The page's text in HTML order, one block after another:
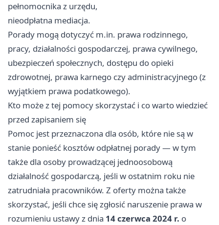
pełnomocnika z urzędu,
nieodpłatna mediacja.
Porady mogą dotyczyć m.in. prawa rodzinnego,
pracy, działalności gospodarczej, prawa cywilnego,
ubezpieczeń społecznych, dostępu do opieki
zdrowotnej, prawa karnego czy administracyjnego (z
wyjątkiem prawa podatkowego).
Kto może z tej pomocy skorzystać i co warto wiedzieć
przed zapisaniem się
Pomoc jest przeznaczona dla osób, które nie są w
stanie ponieść kosztów odpłatnej porady — w tym
także dla osoby prowadzącej jednoosobową
działalność gospodarczą, jeśli w ostatnim roku nie
zatrudniała pracowników. Z oferty można także
skorzystać, jeśli chce się zgłosić naruszenie prawa w
rozumieniu ustawy z dnia 14 czerwca 2024 r. o